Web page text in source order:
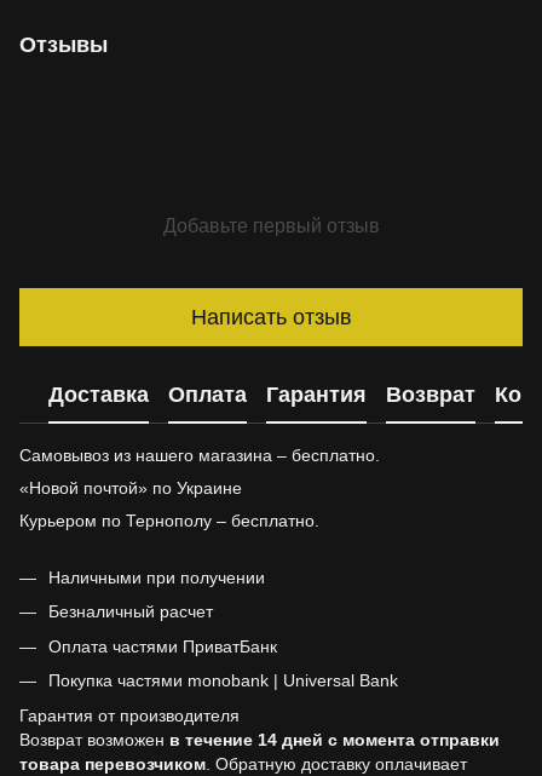
Отзывы
Добавьте первый отзыв
Написать отзыв
Доставка Оплата Гарантия Возврат
Самовывоз из нашего магазина – бесплатно.
«Новой почтой» по Украине
Курьером по Тернополу – бесплатно.
Наличными при получении
Безналичный расчет
Оплата частями ПриватБанк
Покупка частями monobank | Universal Bank
Гарантия от производителя
Возврат возможен в течение 14 дней с момента отправки
товара перевозчиком . Обратную доставку оплачивает